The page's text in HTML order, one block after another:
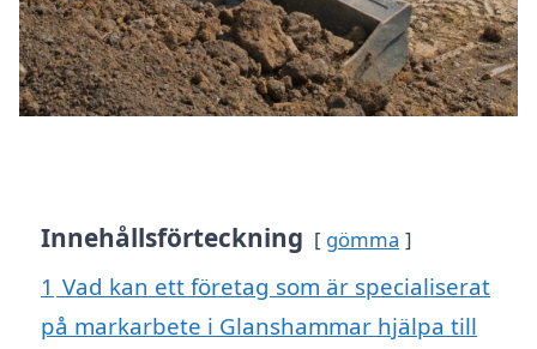
Innehållsförteckning gömma
1 Vad kan ett företag som är specialiserat
på markarbete i Glanshammar hjälpa till